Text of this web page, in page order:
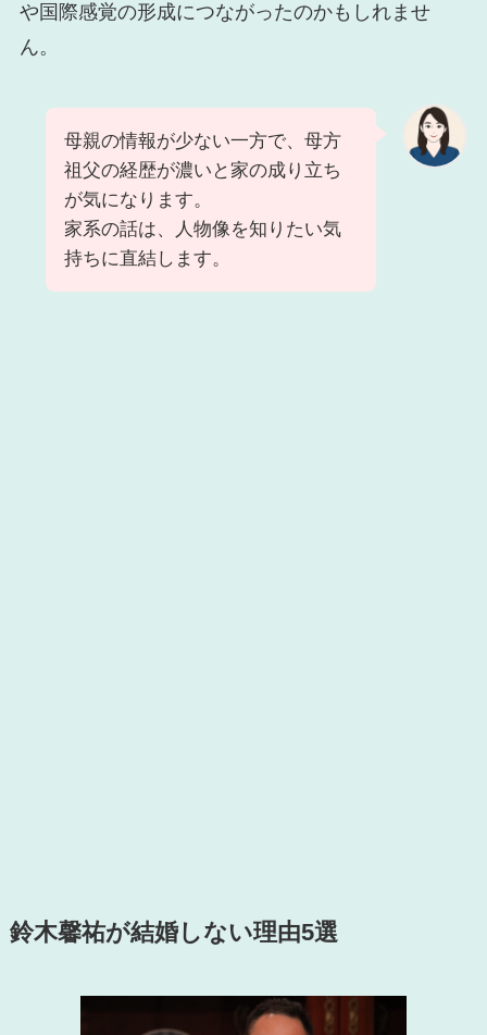
や国際感覚の形成につながったのかもしれませ
ん。
母親の情報が少ない一方で、母方
祖父の経歴が濃いと家の成り立ち
が気になります。
家系の話は、人物像を知りたい気
持ちに直結します。
鈴木馨祐が結婚しない理由5選